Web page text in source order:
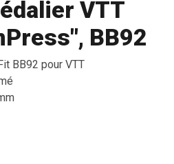
VTT
BB92
BB92 pour VTT